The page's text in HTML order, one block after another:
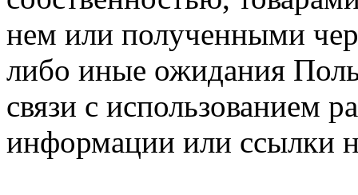
нем или полученными
либо иные ожидания
связи с использованием
информации или ссылки